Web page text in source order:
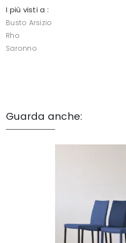
I più visti a :
Busto Arsizio
Rho
Saronno
Guarda anche: